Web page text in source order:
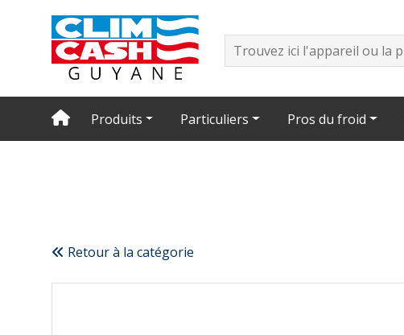
Produits Particuliers Pros du froid
Retour à la catégorie